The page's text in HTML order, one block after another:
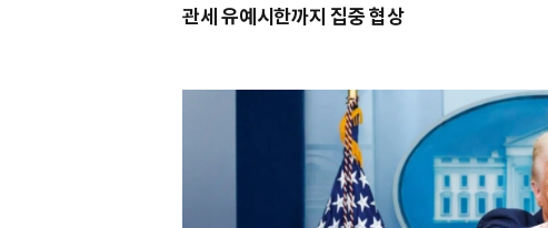
관세 유예시한까지 집중 협상